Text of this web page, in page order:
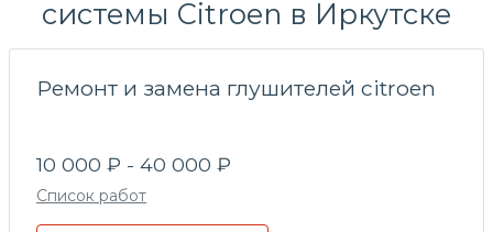
системы Citroen в Иркутске
Ремонт и замена глушителей citroen
10 000 ₽ - 40 000 ₽
Список работ